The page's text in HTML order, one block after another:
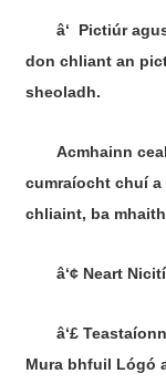
â‘ Pictiúr
don chliant an
sheoladh.
Acmhainn
cumraíocht chuí
chliaint, ba
â‘¢ Neart
â‘£
Mura bhfuil Lógó